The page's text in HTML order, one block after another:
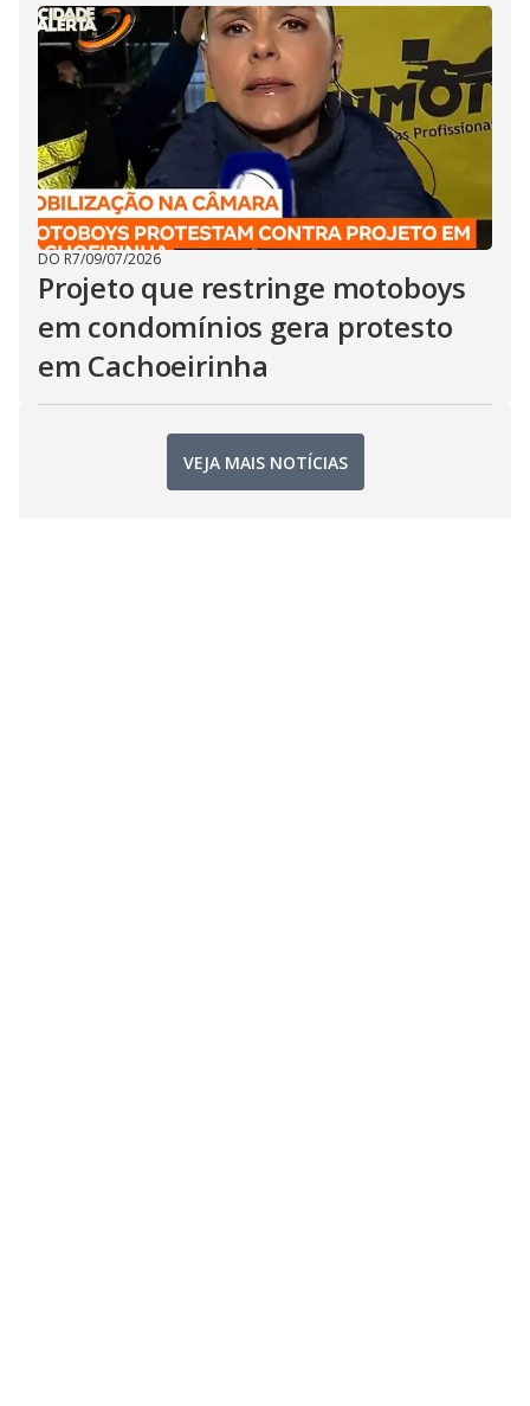
DO R7/09/07/2026
Projeto que restringe motoboys
em condomínios gera protesto
em Cachoeirinha
VEJA MAIS NOTÍCIAS